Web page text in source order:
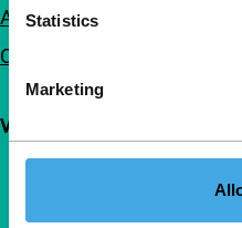
Statistics
Marketing
Adverteren
Contact
Volg IFFR